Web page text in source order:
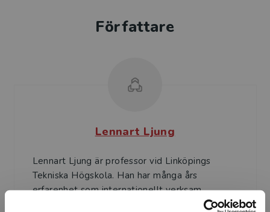
Författare
Lennart Ljung
Lennart Ljung är professor vid Linköpings
Tekniska Högskola. Han har många års
erfarenhet som internationellt verksam